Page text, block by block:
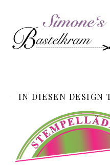
IN DIESEN DESIGN